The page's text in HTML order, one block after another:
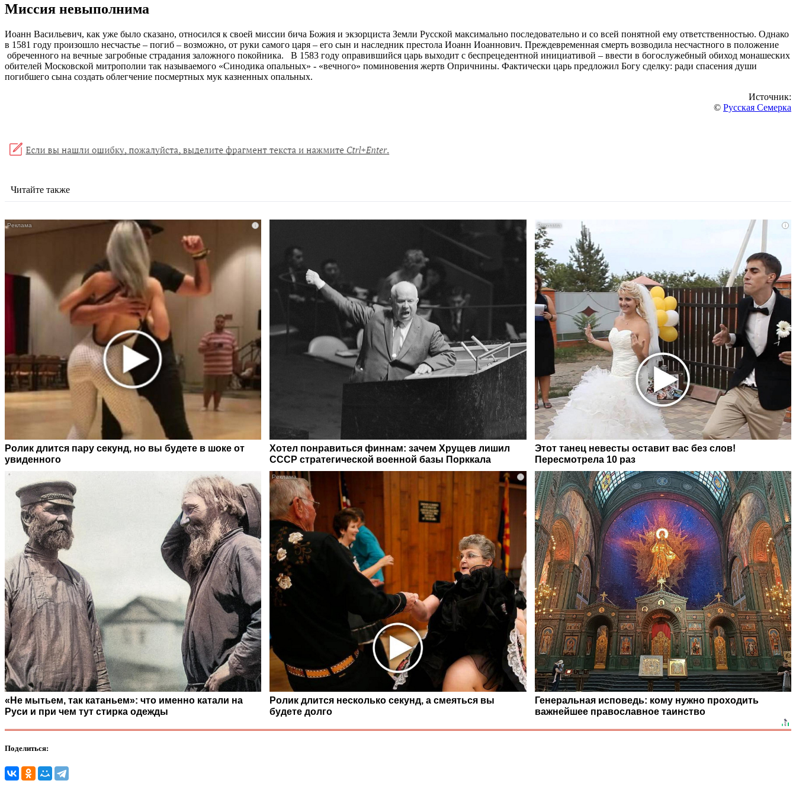
Миссия невыполнима
Иоанн Васильевич, как уже было сказано, относился к своей миссии бича Божия и экзорциста Земли Русской максимально последовательно и со всей понятной ему ответственностью. Однако
в 1581 году произошло несчастье – погиб – возможно, от руки самого царя – его сын и наследник престола Иоанн Иоаннович. Преждевременная смерть возводила несчастного в положение
обреченного на вечные загробные страдания заложного покойника. В 1583 году оправившийся царь выходит с беспрецедентной инициативой – ввести в богослужебный обиход монашеских
обителей Московской митрополии так называемого «Синодика опальных» - «вечного» поминовения жертв Опричнины. Фактически царь предложил Богу сделку: ради спасения души
погибшего сына создать облегчение посмертных мук казненных опальных.
Источник:
© Русская Семерка
Читайте также
i
Ролик длится пару секунд, но вы будете в шоке от
увиденного
Хотел понравиться финнам: зачем Хрущев лишил
СССР стратегической военной базы Порккала
i
Этот танец невесты оставит вас без слов!
Пересмотрела 10 раз
«Не мытьем, так катаньем»: что именно катали на
Руси и при чем тут стирка одежды
i
Ролик длится несколько секунд, а смеяться вы
будете долго
Генеральная исповедь: кому нужно проходить
важнейшее православное таинство
Поделиться: